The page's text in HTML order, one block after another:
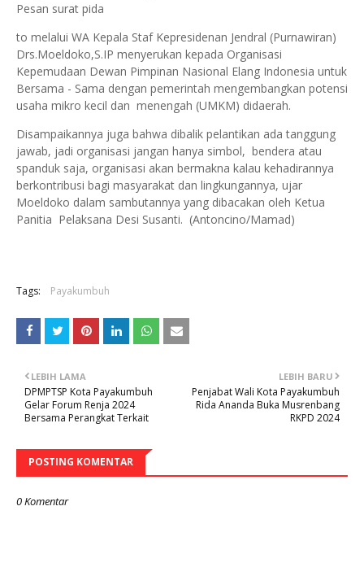
Pesan surat pida
to melalui WA Kepala Staf Kepresidenan Jendral (Purnawiran)
Drs.Moeldoko,S.IP menyerukan kepada Organisasi
Kepemudaan Dewan Pimpinan Nasional Elang Indonesia untuk
Bersama - Sama dengan pemerintah mengembangkan potensi
usaha mikro kecil dan menengah (UMKM) didaerah.
Disampaikannya juga bahwa dibalik pelantikan ada tanggung
jawab, jadi organisasi jangan hanya simbol, bendera atau
spanduk saja, organisasi akan bermakna kalau kehadirannya
berkontribusi bagi masyarakat dan lingkungannya, ujar
Moeldoko dalam sambutannya yang dibacakan oleh Ketua
Panitia Pelaksana Desi Susanti. (Antoncino/Mamad)
Tags: Payakumbuh
LEBIH BARU
Penjabat Wali Kota Payakumbuh
Rida Ananda Buka Musrenbang
RKPD 2024
LEBIH LAMA
DPMPTSP Kota Payakumbuh
Gelar Forum Renja 2024
Bersama Perangkat Terkait
POSTING KOMENTAR
0 Komentar